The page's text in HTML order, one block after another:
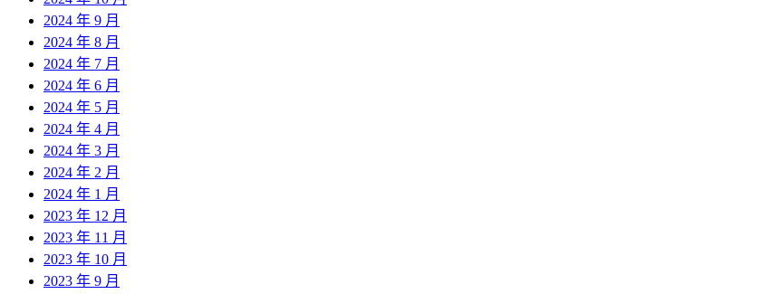
2024 年 9 月
2024 年 8 月
2024 年 7 月
2024 年 6 月
2024 年 5 月
2024 年 4 月
2024 年 3 月
2024 年 2 月
2024 年 1 月
2023 年 12 月
2023 年 11 月
2023 年 10 月
2023 年 9 月